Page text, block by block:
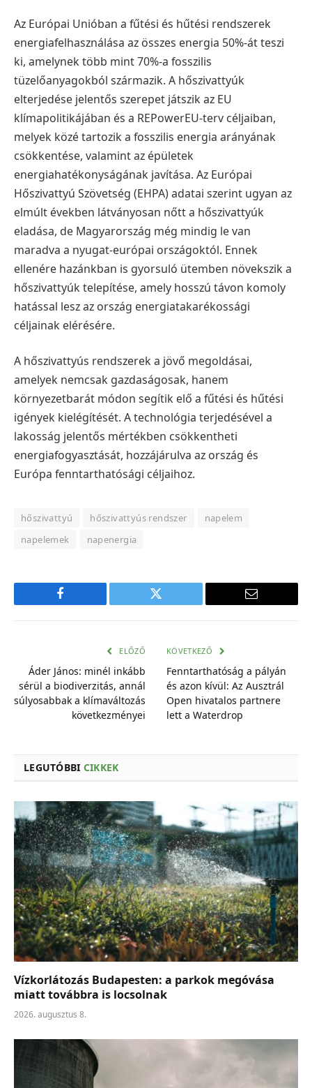
Az Európai Unióban a fűtési és hűtési rendszerek
energiafelhasználása az összes energia 50%-át teszi
ki, amelynek több mint 70%-a fosszilis
tüzelőanyagokból származik. A hőszivattyúk
elterjedése jelentős szerepet játszik az EU
klímapolitikájában és a REPowerEU-terv céljaiban,
melyek közé tartozik a fosszilis energia arányának
csökkentése, valamint az épületek
energiahatékonyságának javítása. Az Európai
Hőszivattyú Szövetség (EHPA) adatai szerint ugyan az
elmúlt években látványosan nőtt a hőszivattyúk
eladása, de Magyarország még mindig le van
maradva a nyugat-európai országoktól. Ennek
ellenére hazánkban is gyorsuló ütemben növekszik a
hőszivattyúk telepítése, amely hosszú távon komoly
hatással lesz az ország energiatakarékossági
céljainak elérésére.
A hőszivattyús rendszerek a jövő megoldásai,
amelyek nemcsak gazdaságosak, hanem
környezetbarát módon segítik elő a fűtési és hűtési
igények kielégítését. A technológia terjedésével a
lakosság jelentős mértékben csökkentheti
energiafogyasztását, hozzájárulva az ország és
Európa fenntarthatósági céljaihoz.
hőszivattyú hőszivattyús rendszer
napelem
napelemek
napenergia
Facebook Twitter
E-
ELŐZŐ
Áder János: minél inkább
sérül a biodiverzitás, annál
súlyosabbak a klímaváltozás
következményei
KÖVETKEZŐ
Fenntarthatóság a pályán
és azon kívül: Az Ausztrál
Open hivatalos partnere
lett a Waterdrop
LEGUTÓBBI CIKKEK
Vízkorlátozás Budapesten: a parkok megóvása
miatt továbbra is locsolnak
2026. augusztus 8.